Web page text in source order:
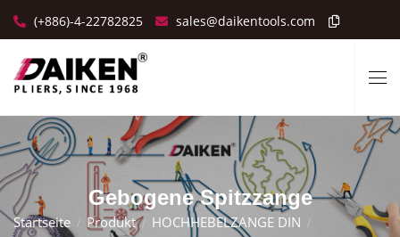
(+886)-4-22782825 sales@daikentools.com
Gebogene Spitzzange
Startseite Produkt
HOCHHEBELZANGE DIN